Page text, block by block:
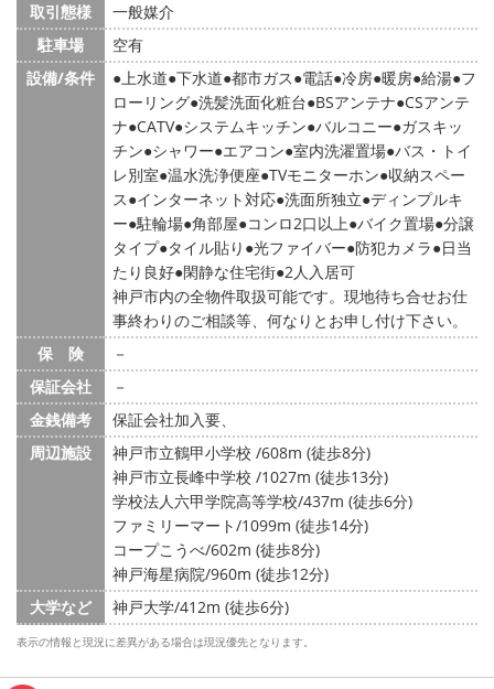
取引態様
一般媒介
駐車場
空有
設備/条件
上水道 下水道 都市ガス 電話 冷房 暖房 給湯 フ
ローリング 洗髪洗面化粧台 BSアンテナ CSアンテ
ナ CATV システムキッチン バルコニー ガスキッ
チン シャワー エアコン 室内洗濯置場 バス・トイ
レ別室 温水洗浄便座 TVモニターホン 収納スペー
ス インターネット対応 洗面所独立 ディンプルキ
ー 駐輪場 角部屋 コンロ2口以上 バイク置場 分譲
タイプ タイル貼り 光ファイバー 防犯カメラ
日当
たり良好 閑静な住宅街 2人入居可
神戸市内の全物件取扱可能です。現地待ち合せお仕
事終わりのご相談等、何なりとお申し付け下さい。
保 険
－
保証会社
－
金銭備考
保証会社加入要、
周辺施設
神戸市立鶴甲小学校 /608m (徒歩8分)
神戸市立長峰中学校 /1027m (徒歩13分)
学校法人六甲学院高等学校/437m (徒歩6分)
ファミリーマート/1099m (徒歩14分)
コープこうべ/602m (徒歩8分)
神戸海星病院/960m (徒歩12分)
大学など
神戸大学/412m (徒歩6分)
表示の情報と現況に差異がある場合は現況優先となります。